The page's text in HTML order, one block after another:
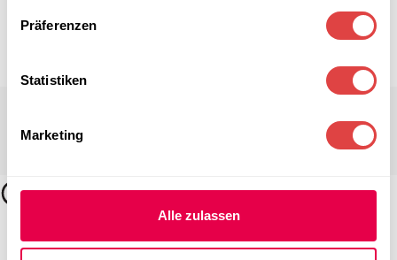
Präferenzen
Statistiken
Marketing
Alle zulassen